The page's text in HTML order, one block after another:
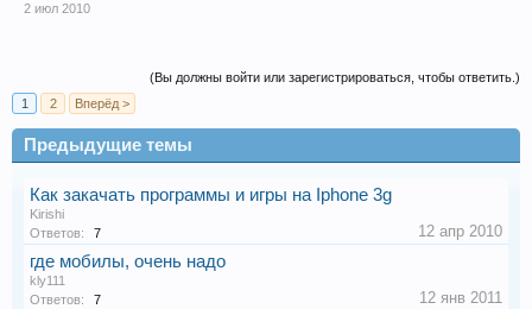
2 июл 2010
(Вы должны войти или зарегистрироваться, чтобы ответить.)
1
2 Вперёд >
Предыдущие темы
Как закачать программы и игры на Iphone 3g
Kirishi
Ответов:
7 12 апр 2010
где мобилы, очень надо
kly111
Ответов:
7 12 янв 2011